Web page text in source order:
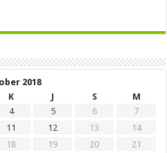
2018
K J S
M
4 5 6
7
11 12 13
14
18 19 20
21